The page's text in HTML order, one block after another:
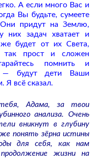
А если много Вас и
Вы будьте, сумеете
придут на Землю,
них задач хватает и
будет от их Света,
так прост и сложен
помнить и
— будут дети Ваши
Я всё сказал.
Адама, за твои
анализа. Очень
вникнут в глубину
понять зёрна истины
для себя, как нам
жизни на